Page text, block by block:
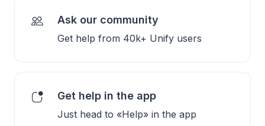
Ask our community
Get help from 40k+ Unify users
Get help in the app
Just head to «Help» in the app